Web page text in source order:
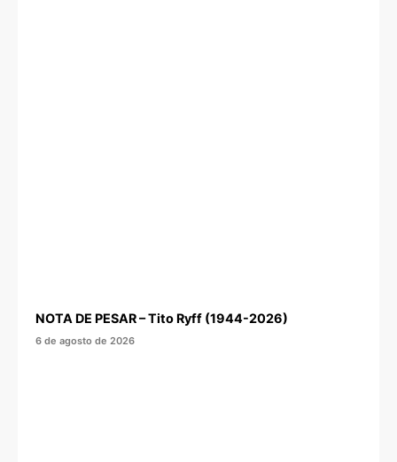
NOTA DE PESAR – Tito Ryff (1944-2026)
6 de agosto de 2026